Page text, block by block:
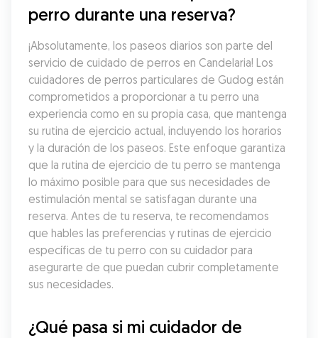
perro durante una reserva?
¡Absolutamente, los paseos diarios son parte del
servicio de cuidado de perros en Candelaria! Los
cuidadores de perros particulares de Gudog están
comprometidos a proporcionar a tu perro una
experiencia como en su propia casa, que mantenga
su rutina de ejercicio actual, incluyendo los horarios
y la duración de los paseos. Este enfoque garantiza
que la rutina de ejercicio de tu perro se mantenga
lo máximo posible para que sus necesidades de
estimulación mental se satisfagan durante una
reserva. Antes de tu reserva, te recomendamos
que hables las preferencias y rutinas de ejercicio
específicas de tu perro con su cuidador para
asegurarte de que puedan cubrir completamente
sus necesidades.
¿Qué pasa si mi cuidador de